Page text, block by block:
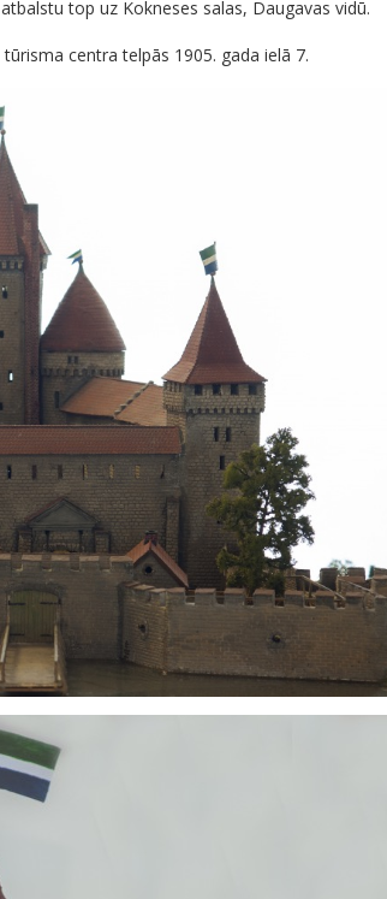
top uz Kokneses salas, Daugavas vidū.
centra telpās 1905. gada ielā 7.